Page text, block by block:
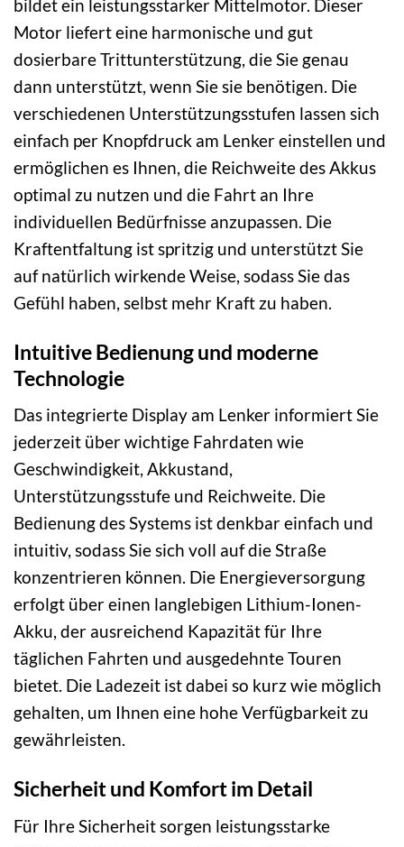
bildet ein leistungsstarker Mittelmotor. Dieser
Motor liefert eine harmonische und gut
dosierbare Trittunterstützung, die Sie genau
dann unterstützt, wenn Sie sie benötigen. Die
verschiedenen Unterstützungsstufen lassen sich
einfach per Knopfdruck am Lenker einstellen und
ermöglichen es Ihnen, die Reichweite des Akkus
optimal zu nutzen und die Fahrt an Ihre
individuellen Bedürfnisse anzupassen. Die
Kraftentfaltung ist spritzig und unterstützt Sie
auf natürlich wirkende Weise, sodass Sie das
Gefühl haben, selbst mehr Kraft zu haben.
Intuitive Bedienung und moderne
Technologie
Das integrierte Display am Lenker informiert Sie
jederzeit über wichtige Fahrdaten wie
Geschwindigkeit, Akkustand,
Unterstützungsstufe und Reichweite. Die
Bedienung des Systems ist denkbar einfach und
intuitiv, sodass Sie sich voll auf die Straße
konzentrieren können. Die Energieversorgung
erfolgt über einen langlebigen Lithium-Ionen-
Akku, der ausreichend Kapazität für Ihre
täglichen Fahrten und ausgedehnte Touren
bietet. Die Ladezeit ist dabei so kurz wie möglich
gehalten, um Ihnen eine hohe Verfügbarkeit zu
gewährleisten.
Sicherheit und Komfort im Detail
Für Ihre Sicherheit sorgen leistungsstarke